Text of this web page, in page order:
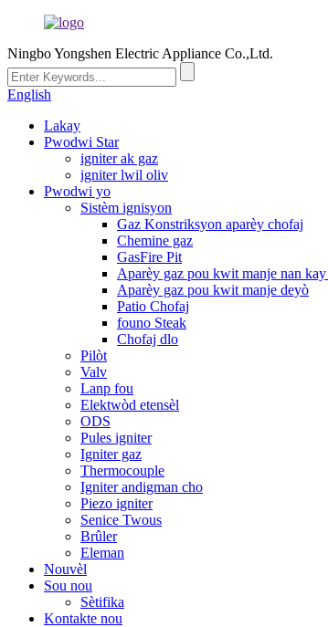
Ningbo Yongshen Electric Appliance Co.,Ltd.
English
Lakay
Pwodwi Star
igniter ak gaz
igniter lwil oliv
Pwodwi yo
Sistèm ignisyon
Gaz Konstriksyon aparèy chofaj
Chemine gaz
GasFire Pit
Aparèy gaz pou kwit manje nan kay
Aparèy gaz pou kwit manje deyò
Patio Chofaj
founo Steak
Chofaj dlo
Pilòt
Valv
Lanp fou
Elektwòd etensèl
ODS
Pules igniter
Igniter gaz
Thermocouple
Igniter andigman cho
Piezo igniter
Senice Twous
Brûler
Eleman
Nouvèl
Sou nou
Sètifika
Kontakte nou